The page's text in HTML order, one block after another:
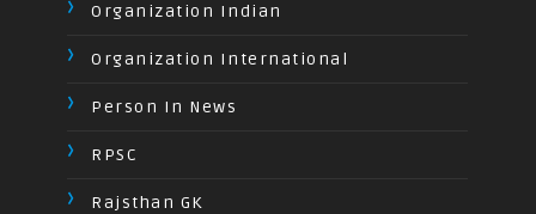
Organization Indian
Organization International
Person In News
RPSC
Rajsthan GK